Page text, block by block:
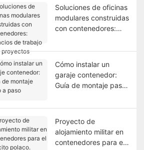
Soluciones de oficinas
modulares construidas
con contenedores:
para proyectos
modernos.
Cómo instalar un
garaje contenedor:
Guía de montaje paso
Proyecto de
alojamiento militar en
contenedores para el